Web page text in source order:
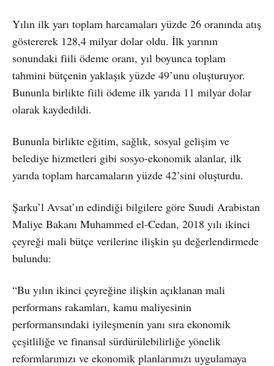
Yılın ilk yarı toplam harcamaları yüzde 26 oranında atış
göstererek 128,4 milyar dolar oldu. İlk yarının
sonundaki fiili ödeme oranı, yıl boyunca toplam
tahmini bütçenin yaklaşık yüzde 49’unu oluşturuyor.
Bununla birlikte fiili ödeme ilk yarıda 11 milyar dolar
olarak kaydedildi.
Bununla birlikte eğitim, sağlık, sosyal gelişim ve
belediye hizmetleri gibi sosyo-ekonomik alanlar, ilk
yarıda toplam harcamaların yüzde 42’sini oluşturdu.
Şarku’l Avsat’ın edindiği bilgilere göre Suudi Arabistan
Maliye Bakanı Muhammed el-Cedan, 2018 yılı ikinci
çeyreği mali bütçe verilerine ilişkin şu değerlendirmede
bulundu:
“Bu yılın ikinci çeyreğine ilişkin açıklanan mali
performans rakamları, kamu maliyesinin
performansındaki iyileşmenin yanı sıra ekonomik
çeşitliliğe ve finansal sürdürülebilirliğe yönelik
reformlarımızı ve ekonomik planlarımızı uygulamaya